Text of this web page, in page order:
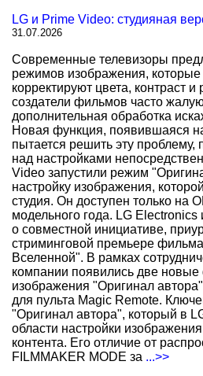
LG и Prime Video: студияная
31.07.2026
Современные телевизоры
режимов изображения, которые
корректируют цвета, контраст и
создатели фильмов часто
дополнительная обработка
Новая функция, появившаяся
пытается решить эту проблему,
над настройками
Video запустили режим
настройку изображения,
студия. Он доступен только на
модельного года. LG
о совместной инициативе,
стриминговой премьере
Вселенной". В рамках
компании появились две
изображения "Оригинал
для пульта Magic Remote.
"Оригинал автора", который в
области настройки
контента. Его отличие от
FILMMAKER MODE за ...>>